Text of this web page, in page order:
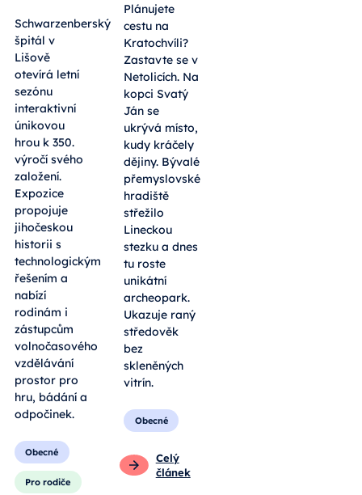
Schwarzenberský
špitál v
Lišově
otevírá letní
sezónu
interaktivní
únikovou
hrou k 350.
výročí svého
založení.
Expozice
propojuje
jihočeskou
historii s
technologickým
řešením a
nabízí
rodinám i
zástupcům
volnočasového
vzdělávání
prostor pro
hru, bádání a
odpočinek.
Obecné
Pro rodiče
Plánujete
cestu na
Kratochvíli?
Zastavte se v
Netolicích. Na
kopci Svatý
Ján se
ukrývá místo,
kudy kráčely
dějiny. Bývalé
přemyslovské
hradiště
střežilo
Lineckou
stezku a dnes
tu roste
unikátní
archeopark.
Ukazuje raný
středověk
bez
skleněných
vitrín.
Obecné
Celý
článek